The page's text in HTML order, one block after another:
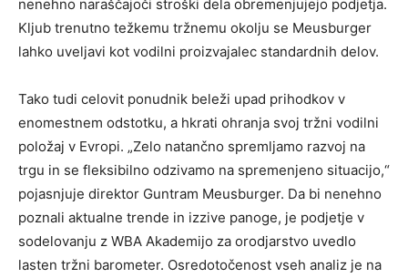
nenehno naraščajoči stroški dela obremenjujejo podjetja.
Kljub trenutno težkemu tržnemu okolju se Meusburger
lahko uveljavi kot vodilni proizvajalec standardnih delov.
Tako tudi celovit ponudnik beleži upad prihodkov v
enomestnem odstotku, a hkrati ohranja svoj tržni vodilni
položaj v Evropi. „Zelo natančno spremljamo razvoj na
trgu in se fleksibilno odzivamo na spremenjeno situacijo,“
pojasnjuje direktor Guntram Meusburger. Da bi nenehno
poznali aktualne trende in izzive panoge, je podjetje v
sodelovanju z WBA Akademijo za orodjarstvo uvedlo
lasten tržni barometer. Osredotočenost vseh analiz je na